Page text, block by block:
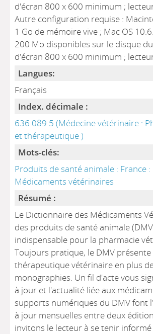
d'écran 800 x 600 minimum ;
Autre configuration requise :
1 Go de mémoire vive ; Mac OS
200 Mo disponibles sur le disque
d'écran 800 x 600 minimum ;
Langues:
Français
Index. décimale :
636.089 5 (Médecine vétérinaire :
et thérapeutique )
Mots-clés:
Produits de santé animale : France
Médicaments vétérinaires
Résumé :
Le Dictionnaire des Médicaments
des produits de santé animale
indispensable pour la pharmacie
Toujours pratique, le DMV présente
thérapeutique vétérinaire en plus
monographies. Un fil d'acte vous
à jour et l'actualité liée aux
supports numériques du DMV font
à jour mensuelles entre deux
invitons le lecteur à se tenir informé